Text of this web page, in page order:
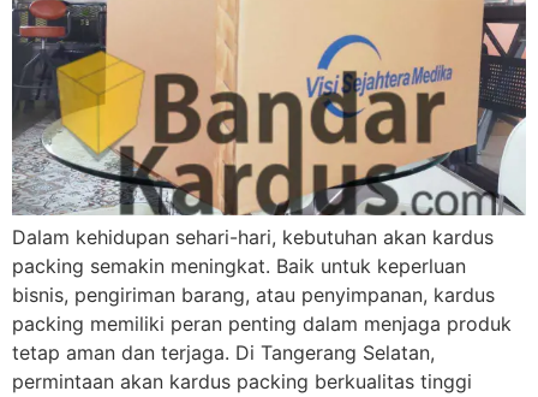
Dalam kehidupan sehari-hari, kebutuhan akan kardus
packing semakin meningkat. Baik untuk keperluan
bisnis, pengiriman barang, atau penyimpanan, kardus
packing memiliki peran penting dalam menjaga produk
tetap aman dan terjaga. Di Tangerang Selatan,
permintaan akan kardus packing berkualitas tinggi